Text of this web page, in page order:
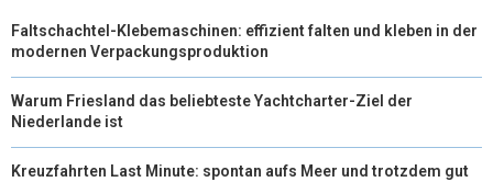
Faltschachtel-Klebemaschinen: effizient falten und kleben in der
modernen Verpackungsproduktion
Warum Friesland das beliebteste Yachtcharter-Ziel der
Niederlande ist
Kreuzfahrten Last Minute: spontan aufs Meer und trotzdem gut